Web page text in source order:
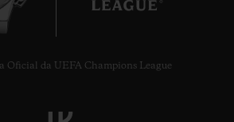
Oficial da UEFA Champions League